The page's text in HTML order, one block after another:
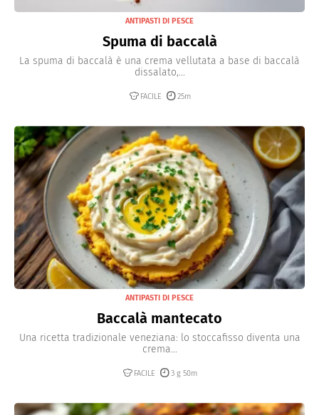
ANTIPASTI DI PESCE
Spuma di baccalà
La spuma di baccalà è una crema vellutata a base di baccalà
dissalato,...
FACILE 25m
ANTIPASTI DI PESCE
Baccalà mantecato
Una ricetta tradizionale veneziana: lo stoccafisso diventa una
crema...
FACILE 3 g 50m